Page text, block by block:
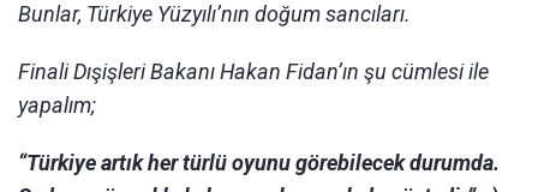
Bunlar, Türkiye Yüzyılı’nın doğum sancıları.
Finali Dışişleri Bakanı Hakan Fidan’ın şu cümlesi ile
yapalım;
“Türkiye artık her türlü oyunu görebilecek durumda.